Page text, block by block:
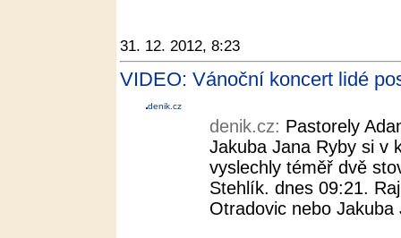
31. 12. 2012, 8:23
VIDEO: Vánoční koncert lidé
denik.cz
denik.cz: Pastorely
Jakuba Jana Ryby si v
vyslechly téměř dvě
Stehlík. dnes 09:21.
Otradovic nebo